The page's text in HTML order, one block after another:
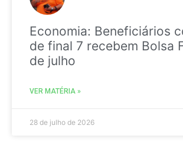
Economia: Beneficiários
de final 7 recebem Bolsa
de julho
VER MATÉRIA »
28 de julho de 2026